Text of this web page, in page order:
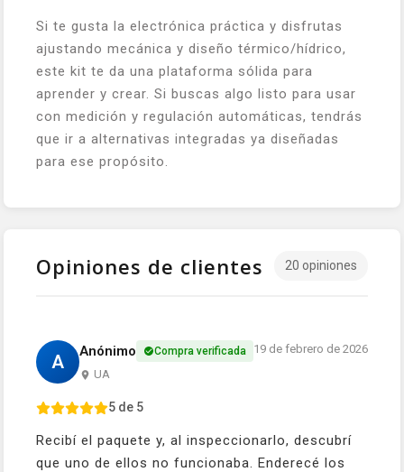
Si te gusta la electrónica práctica y disfrutas
ajustando mecánica y diseño térmico/hídrico,
este kit te da una plataforma sólida para
aprender y crear. Si buscas algo listo para usar
con medición y regulación automáticas, tendrás
que ir a alternativas integradas ya diseñadas
para ese propósito.
Opiniones de clientes 20 opiniones
A Anónimo Compra verificada
UA
19 de febrero de 2026
5 de 5
Recibí el paquete y, al inspeccionarlo, descubrí
que uno de ellos no funcionaba. Enderecé los